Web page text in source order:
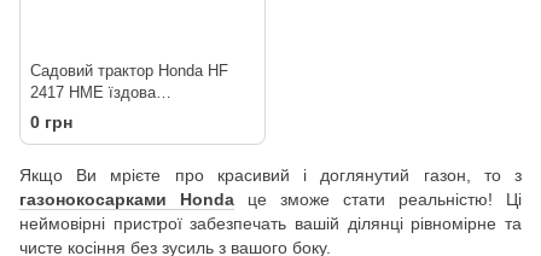
Садовий трактор Honda HF
2417 HME їздова
газонокосарка райдер
0 грн
Якщо Ви мрієте про красивий і доглянутий газон, то з
газонокосарками Honda це зможе стати реальністю! Ці
неймовірні пристрої забезпечать вашій ділянці рівномірне та
чисте косіння без зусиль з вашого боку.